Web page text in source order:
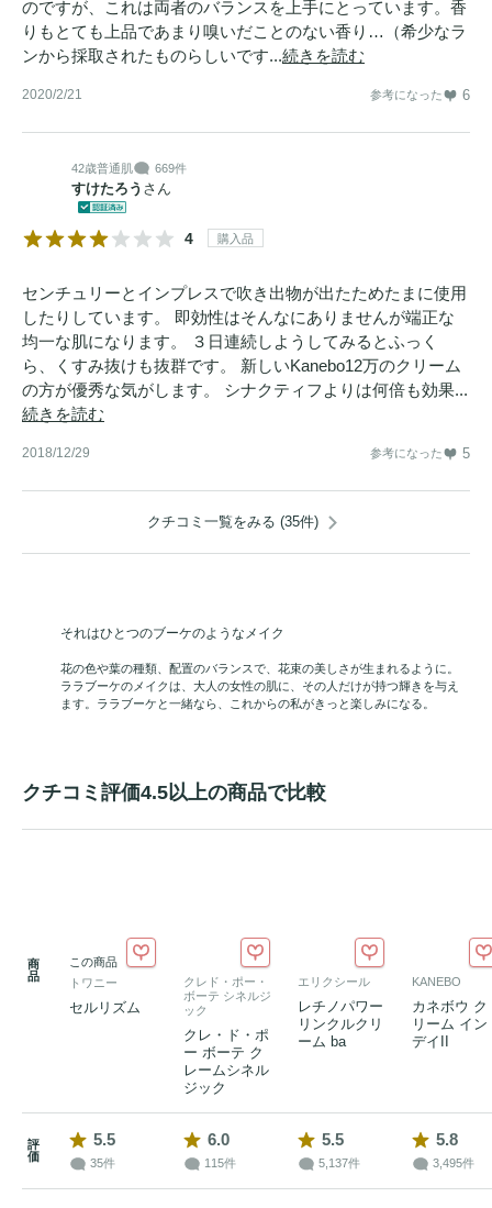
のですが、これは両者のバランスを上手にとっています。香
りもとても上品であまり嗅いだことのない香り…（希少なラ
ンから採取されたものらしいです...続きを読む
2020/2/21 参考になった 6
42歳普通肌 669件
すけたろう さん
4 購入品
センチュリーとインプレスで吹き出物が出たためたまに使用
したりしています。 即効性はそんなにありませんが端正な
均一な肌になります。 ３日連続しようしてみるとふっく
ら、くすみ抜けも抜群です。 新しいKanebo12万のクリーム
の方が優秀な気がします。 シナクティフよりは何倍も効果...
続きを読む
2018/12/29 参考になった 5
クチコミ一覧をみる (35件)
それはひとつのブーケのようなメイク
花の色や葉の種類、配置のバランスで、花束の美しさが生まれるように。
ララブーケのメイクは、大人の女性の肌に、その人だけが持つ輝きを与え
ます。ララブーケと一緒なら、これからの私がきっと楽しみになる。
クチコミ評価4.5以上の商品で比較
商
品
この商品
トワニー
セルリズム
クレド・ポー・
ボーテ シネルジ
ック
クレ・ド・ポ
ー ボーテ ク
レームシネル
ジック
エリクシール
レチノパワー
リンクルクリ
ーム ba
KANEBO
カネボウ ク
リーム イン
デイII
評
価
5.5
35件
6.0
115件
5.5
5,137件
5.8
3,495件